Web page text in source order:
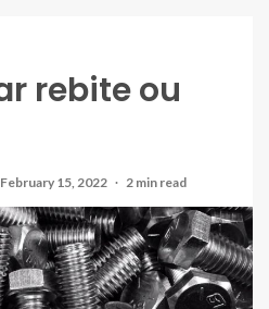
rebite ou
15, 2022 2 min read